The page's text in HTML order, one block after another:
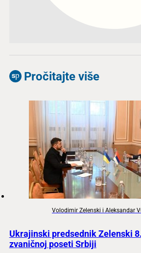
Pročitajte više
Volodimir Zelenski i Aleksandar
Ukrajinski predsednik Zelenski
zvaničnoj poseti Srbiji